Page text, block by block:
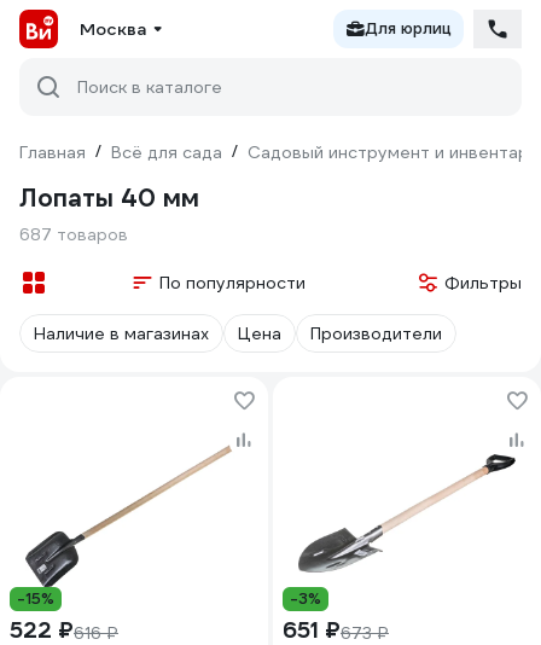
Москва Для юрлиц
Поиск в каталоге
Главная / Всё для сада / Садовый инструмент и инвентарь
Лопаты 40 мм
687 товаров
По популярности Фильтры
Наличие в магазинах Цена Производители
-15%
522 ₽616 ₽
-3%
651 ₽673 ₽